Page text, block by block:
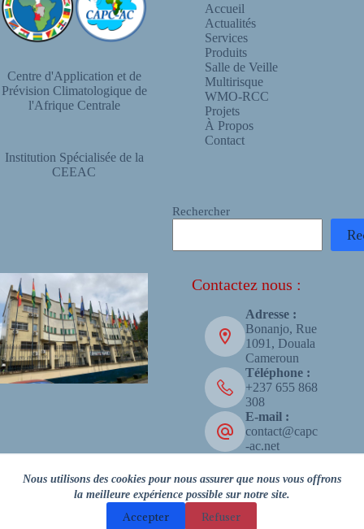
Nous utilisons des cookies pour nous assurer que nous vous offrons
la meilleure expérience possible sur notre site.
Accepter Refuser
Centre d'Application et de
Prévision Climatologique de
l'Afrique Centrale
Institution Spécialisée de la
CEEAC
Accueil
Actualités
Services
Produits
Salle de Veille
Multirisque
WMO-RCC
Projets
À Propos
Contact
Rechercher
Contactez nous :
Adresse :
Bonanjo, Rue
1091, Douala
Cameroun
Téléphone :
+237 655 868
308
E-mail :
contact@capc
-ac.net